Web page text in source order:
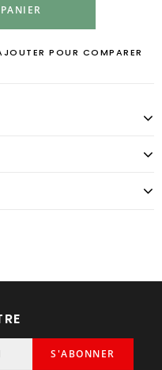
POUR COMPARER
S'ABONNER